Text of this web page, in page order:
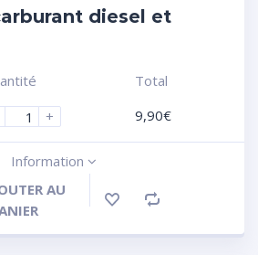
diesel et
+
Total
9,90€
Information
AU